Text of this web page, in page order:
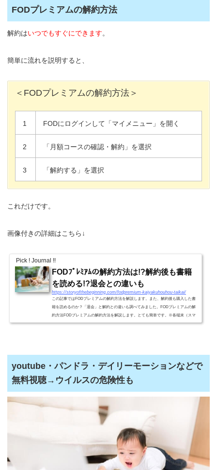
FODプレミアムの解約方法
解約はいつでもすぐにできます。
簡単に流れを説明すると、
＜FODプレミアムの解約方法＞
1 FODにログインして「マイメニュー」を開く
2 「月額コースの確認・解約」を選択
3 「解約する」を選択
これだけです。
画像付きの詳細はこちら↓
Pick ! Journal !!
FODﾌﾟﾚﾐｱﾑの解約方法は!?解約後も書籍
を読める!?退会との違いも
https://storyofthebeginning.com/fodpremium-kaiyakuhouhou-taikai/
この記事ではFODプレミアムの解約方法を解説します。また、解約後も購入した書
籍を読めるのか？「退会」と解約との違いも調べてみました。FODプレミアムの解
約方法FODプレミアムの解約方法を解説します。とても簡単です。※各端末（スマ
ホ、タブレット、パソコン）と...
youtube・パンドラ・デイリーモーションなどで
無料視聴→ウイルスの危険性も